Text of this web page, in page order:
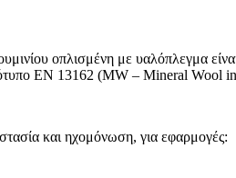
οπλισμένη με υαλόπλεγμα
EN 13162 (MW – Mineral Wool
και ηχομόνωση, για εφαρμογές: